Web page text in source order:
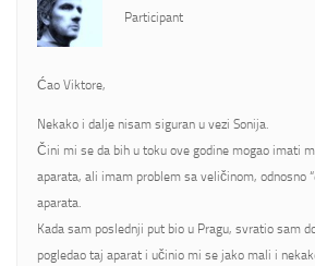
Participant
Ćao Viktore,
Nekako i dalje nisam siguran u vezi Sonija.
Čini mi se da bih u toku ove godine mogao imati
aparata, ali imam problem sa veličinom, odnosno
aparata.
Kada sam poslednji put bio u Pragu, svratio sam
pogledao taj aparat i učinio mi se jako mali i